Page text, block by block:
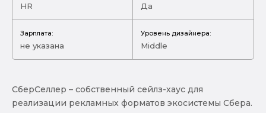
HR Да
Зарплата:
не указана
Уровень дизайнера:
Middle
СберСеллер – собственный сейлз-хаус для
реализации рекламных форматов экосистемы Сбера.